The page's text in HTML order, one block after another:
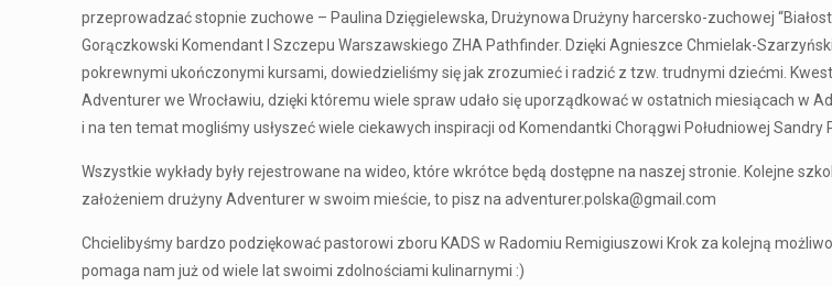
przeprowadzać stopnie zuchowe – Paulina Dzięgielewska, Drużynowa Drużyny harcersko-zuchowej
Gorączkowski Komendant I Szczepu Warszawskiego ZHA Pathfinder. Dzięki Agnieszce Chmielak-
pokrewnymi ukończonymi kursami, dowiedzieliśmy się jak zrozumieć i radzić z tzw. trudnymi dziećmi.
Adventurer we Wrocławiu, dzięki któremu wiele spraw udało się uporządkować w ostatnich miesiącach w
i na ten temat mogliśmy usłyszeć wiele ciekawych inspiracji od Komendantki Chorągwi Południowej Sandry
Wszystkie wykłady były rejestrowane na wideo, które wkrótce będą dostępne na naszej stronie. Kolejne
założeniem drużyny Adventurer w swoim mieście, to pisz na adventurer.polska@gmail.com
Chcielibyśmy bardzo podziękować pastorowi zboru KADS w Radomiu Remigiuszowi Krok za kolejną
pomaga nam już od wiele lat swoimi zdolnościami kulinarnymi :)